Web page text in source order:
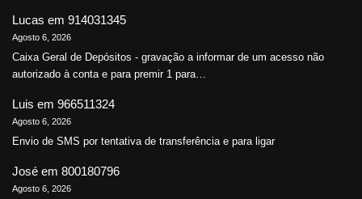
Lucas em 914031345
Agosto 6, 2026
Caixa Geral de Depósitos - gravação a informar de um acesso não
autorizado à conta e para premir 1 para…
Luis em 966511324
Agosto 6, 2026
Envio de SMS por tentativa de transferência e para ligar
José em 800180796
Agosto 6, 2026